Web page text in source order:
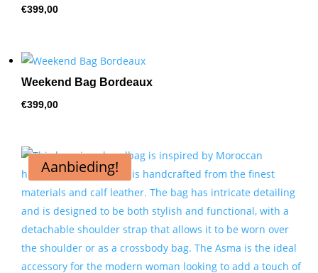
€399,00
Weekend Bag Bordeaux
€399,00
Aanbieding!